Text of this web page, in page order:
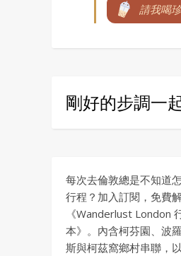
請我喝
剛好的步調一
每次去倫敦總是不知道
行程？加入訂閱，免費
《Wanderlust London
本》。內含柯芬園、波
斯與柯茲窩鄉村串聯，以